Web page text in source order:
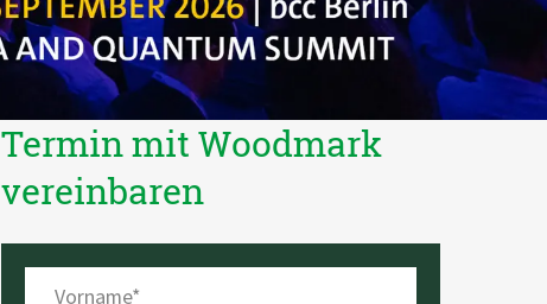
Termin mit Woodmark
vereinbaren